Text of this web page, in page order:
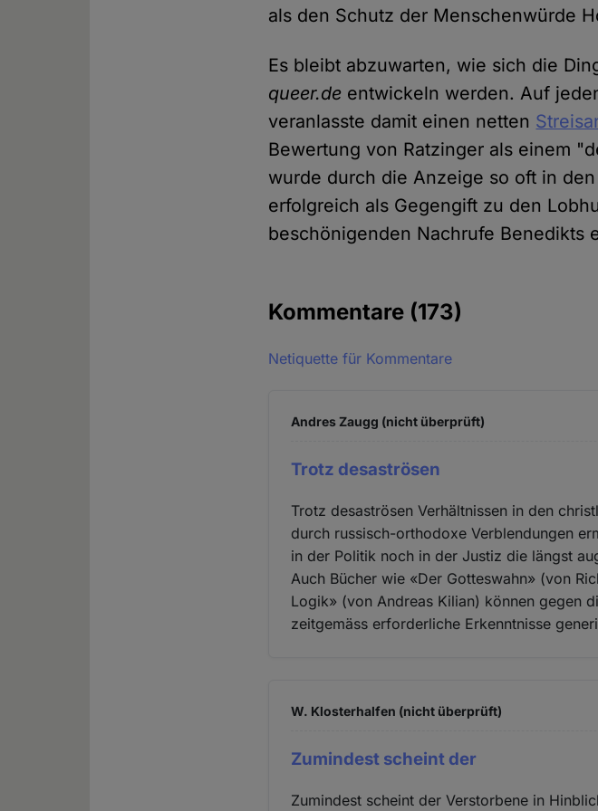
als den Schutz der Menschenwürde
Es bleibt abzuwarten, wie sich die
queer.de entwickeln werden. Auf
veranlasste damit einen netten
Bewertung von Ratzinger als einem
wurde durch die Anzeige so oft in
erfolgreich als Gegengift zu den
beschönigenden Nachrufe Benedikts
Kommentare (173)
Netiquette für Kommentare
Andres Zaugg (nicht überprüft)
Trotz desaströsen
Trotz desaströsen Verhältnissen in den
durch russisch-orthodoxe Verblendungen
in der Politik noch in der Justiz die längst
Auch Bücher wie «Der Gotteswahn» (von
Logik» (von Andreas Kilian) können gegen
zeitgemäss erforderliche Erkenntnisse
W. Klosterhalfen (nicht überprüft)
Zumindest scheint der
Zumindest scheint der Verstorbene in